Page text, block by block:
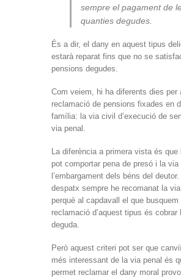
sempre el pagament de
quanties degudes.
És a dir, el dany en aquest tipus
estarà reparat fins que no se
pensions degudes.
Com veiem, hi ha diferents dies per
reclamació de pensions fixades en
família: la via civil d’execució de
via penal.
La diferència a primera vista és que
pot comportar pena de presó i la
l’embargament dels béns del
despatx sempre he recomanat la via
perquè al capdavall el que busquem
reclamació d’aquest tipus és cobrar
deguda.
Però aquest criteri pot ser que
més interessant de la via penal és
permet reclamar el dany moral